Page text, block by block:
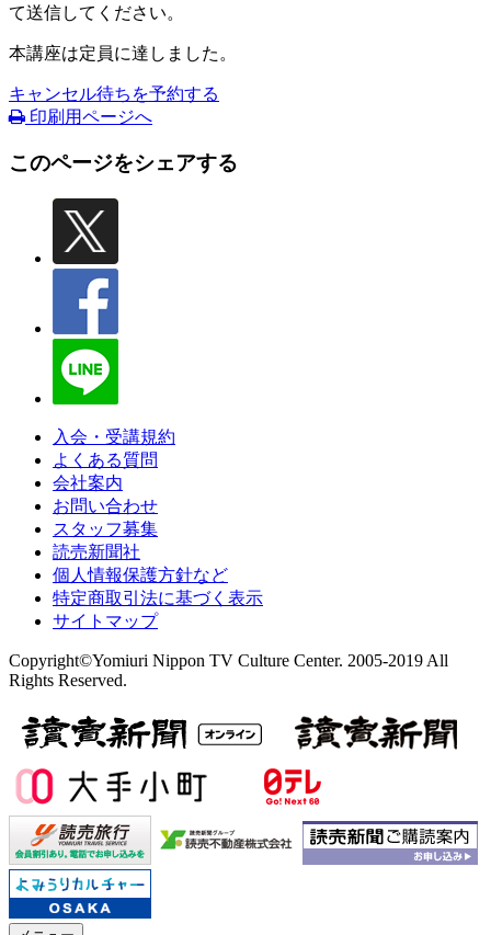
て送信してください。
本講座は定員に達しました。
キャンセル待ちを予約する
印刷用ページへ
このページをシェアする
入会・受講規約
よくある質問
会社案内
お問い合わせ
スタッフ募集
読売新聞社
個人情報保護方針など
特定商取引法に基づく表示
サイトマップ
Copyright©Yomiuri Nippon TV Culture Center. 2005-2019 All
Rights Reserved.